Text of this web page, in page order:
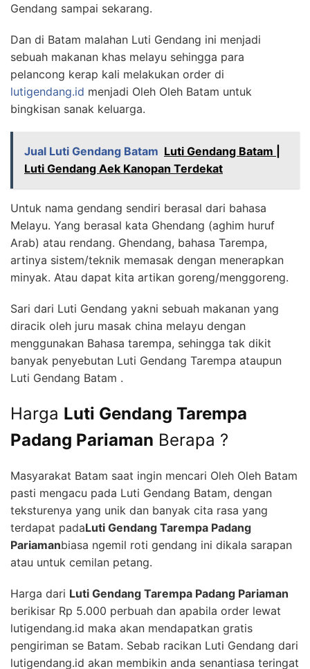
Gendang sampai sekarang.
Dan di Batam malahan Luti Gendang ini menjadi
sebuah makanan khas melayu sehingga para
pelancong kerap kali melakukan order di
lutigendang.id menjadi Oleh Oleh Batam untuk
bingkisan sanak keluarga.
Jual Luti Gendang Batam Luti Gendang Batam |
Luti Gendang Aek Kanopan Terdekat
Untuk nama gendang sendiri berasal dari bahasa
Melayu. Yang berasal kata Ghendang (aghim huruf
Arab) atau rendang. Ghendang, bahasa Tarempa,
artinya sistem/teknik memasak dengan menerapkan
minyak. Atau dapat kita artikan goreng/menggoreng.
Sari dari Luti Gendang yakni sebuah makanan yang
diracik oleh juru masak china melayu dengan
menggunakan Bahasa tarempa, sehingga tak dikit
banyak penyebutan Luti Gendang Tarempa ataupun
Luti Gendang Batam .
Harga Luti Gendang Tarempa
Padang Pariaman Berapa ?
Masyarakat Batam saat ingin mencari Oleh Oleh Batam
pasti mengacu pada Luti Gendang Batam, dengan
teksturenya yang unik dan banyak cita rasa yang
terdapat padaLuti Gendang Tarempa Padang
Pariamanbiasa ngemil roti gendang ini dikala sarapan
atau untuk cemilan petang.
Harga dari Luti Gendang Tarempa Padang Pariaman
berikisar Rp 5.000 perbuah dan apabila order lewat
lutigendang.id maka akan mendapatkan gratis
pengiriman se Batam. Sebab racikan Luti Gendang dari
lutigendang.id akan membikin anda senantiasa teringat